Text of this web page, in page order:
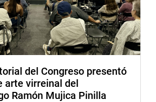
del Congreso presentó
arte virreinal del
Ramón Mujica Pinilla